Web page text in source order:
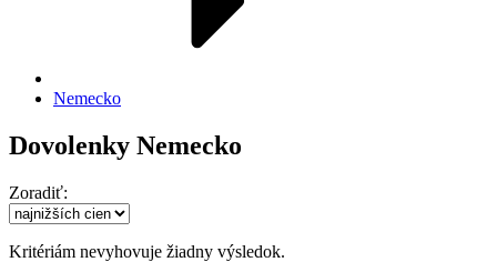
Nemecko
Dovolenky Nemecko
Zoradiť:
Kritériám nevyhovuje žiadny výsledok.